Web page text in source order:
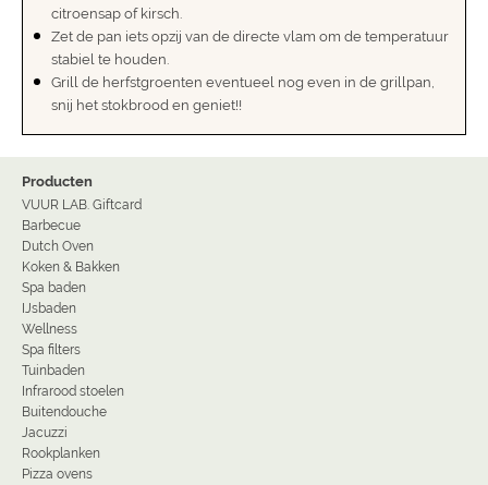
citroensap of kirsch.
Zet de pan iets opzij van de directe vlam om de temperatuur
stabiel te houden.
Grill de herfstgroenten eventueel nog even in de grillpan,
snij het stokbrood en geniet!!
Producten
VUUR LAB. Giftcard
Barbecue
Dutch Oven
Koken & Bakken
Spa baden
IJsbaden
Wellness
Spa filters
Tuinbaden
Infrarood stoelen
Buitendouche
Jacuzzi
Rookplanken
Pizza ovens